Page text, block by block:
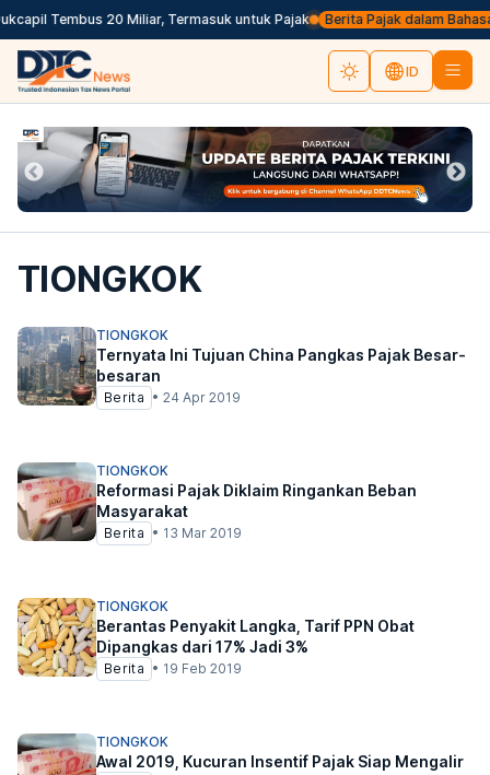
Tembus 20 Miliar, Termasuk untuk Pajak Berita Pajak dalam Bahasa
ID
TIONGKOK
TIONGKOK
Ternyata Ini Tujuan China Pangkas Pajak Besar-
besaran
Berita • 24 Apr 2019
TIONGKOK
Reformasi Pajak Diklaim Ringankan Beban
Masyarakat
Berita • 13 Mar 2019
TIONGKOK
Berantas Penyakit Langka, Tarif PPN Obat
Dipangkas dari 17% Jadi 3%
Berita • 19 Feb 2019
TIONGKOK
Awal 2019, Kucuran Insentif Pajak Siap Mengalir